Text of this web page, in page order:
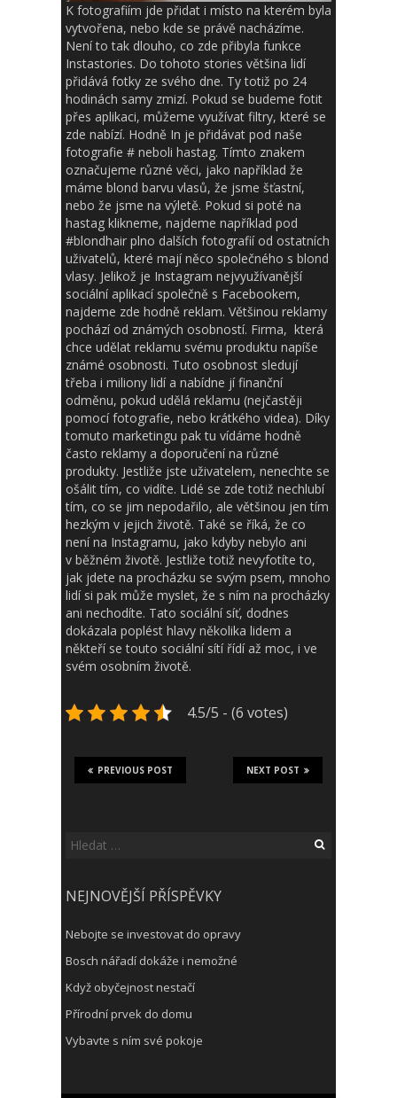
K fotografiím jde přidat i místo na kterém byla
vytvořena, nebo kde se právě nacházíme.
Není to tak dlouho, co zde přibyla funkce
Instastories. Do tohoto stories většina lidí
přidává fotky ze svého dne. Ty totiž po 24
hodinách samy zmizí. Pokud se budeme fotit
přes aplikaci, můžeme využívat filtry, které se
zde nabízí. Hodně In je přidávat pod naše
fotografie # neboli hastag. Tímto znakem
označujeme různé věci, jako například že
máme blond barvu vlasů, že jsme šťastní,
nebo že jsme na výletě. Pokud si poté na
hastag klikneme, najdeme například pod
#blondhair plno dalších fotografií od ostatních
uživatelů, které mají něco společného s blond
vlasy. Jelikož je Instagram nejvyužívanější
sociální aplikací společně s Facebookem,
najdeme zde hodně reklam. Většinou reklamy
pochází od známých osobností. Firma, která
chce udělat reklamu svému produktu napíše
známé osobnosti. Tuto osobnost sledují
třeba i miliony lidí a nabídne jí finanční
odměnu, pokud udělá reklamu (nejčastěji
pomocí fotografie, nebo krátkého videa). Díky
tomuto marketingu pak tu vídáme hodně
často reklamy a doporučení na různé
produkty. Jestliže jste uživatelem, nenechte se
ošálit tím, co vidíte. Lidé se zde totiž nechlubí
tím, co se jim nepodařilo, ale většinou jen tím
hezkým v jejich životě. Také se říká, že co
není na Instagramu, jako kdyby nebylo ani
v běžném životě. Jestliže totiž nevyfotíte to,
jak jdete na procházku se svým psem, mnoho
lidí si pak může myslet, že s ním na procházky
ani nechodíte. Tato sociální síť, dodnes
dokázala poplést hlavy několika lidem a
někteří se touto sociální sítí řídí až moc, i ve
svém osobním životě.
4.5/5 - (6 votes)
NEXT POST
PREVIOUS POST
Vyhledávání
NEJNOVĚJŠÍ PŘÍSPĚVKY
Nebojte se investovat do opravy
Bosch nářadí dokáže i nemožné
Když obyčejnost nestačí
Přírodní prvek do domu
Vybavte s ním své pokoje